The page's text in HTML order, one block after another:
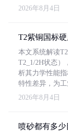
2026年8月4日
T2紫铜国标
本文系统解读
T2_1/2H状态）
析其力学性能
特性差异，为工
2026年8月4日
喷砂都有多少